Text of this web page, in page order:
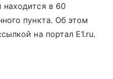
в 60
пункта. Об этом
на портал Е1.ru.